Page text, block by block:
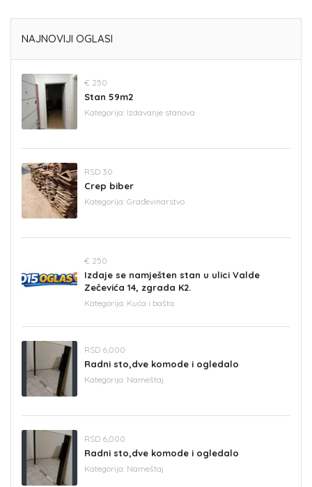
NAJNOVIJI OGLASI
€ 250
Stan 59m2
Kategorija: Izdavanje stanova
RSD 30
Crep biber
Kategorija: Građevinarstvo
€ 250
Izdaje se namješten stan u ulici Valde
Zečevića 14, zgrada K2.
Kategorija: Kuća i bašta
RSD 6,000
Radni sto,dve komode i ogledalo
Kategorija: Nameštaj
RSD 6,000
Radni sto,dve komode i ogledalo
Kategorija: Nameštaj